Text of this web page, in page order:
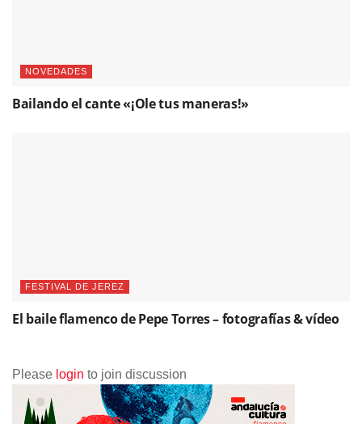
NOVEDADES
Bailando el cante «¡Ole tus maneras!»
FESTIVAL DE JEREZ
El baile flamenco de Pepe Torres – fotografías & vídeo
Please login to join discussion